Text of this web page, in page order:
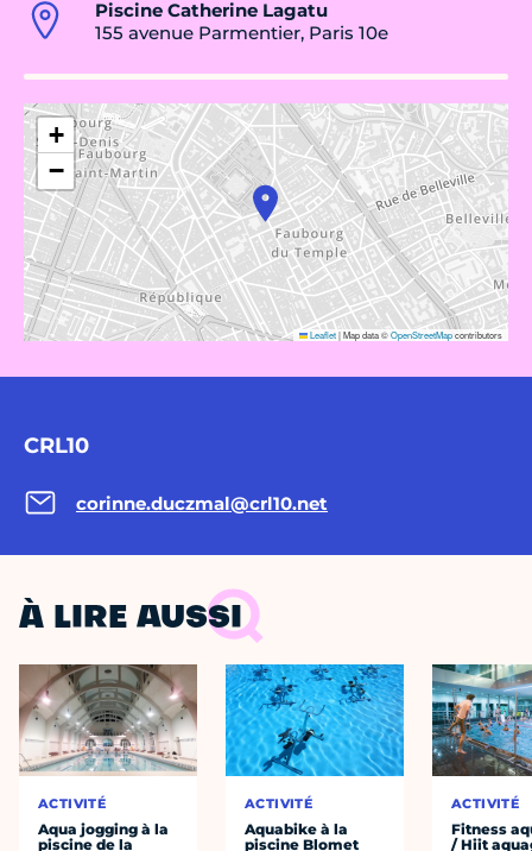
Piscine Catherine Lagatu
155 avenue Parmentier, Paris 10e
+
−
Leaflet|Map data ©OpenStreetMapcontributors
CRL10
corinne.duczmal@crl10.net
À LIRE AUSSI
ACTIVITÉ
Aqua jogging à la
piscine de la
ACTIVITÉ
Aquabike à la
piscine Blomet
ACTIVITÉ
Fitness
/ Hiit